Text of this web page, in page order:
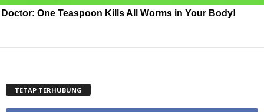
Doctor: One Teaspoon Kills All Worms in Your Body!
TETAP TERHUBUNG